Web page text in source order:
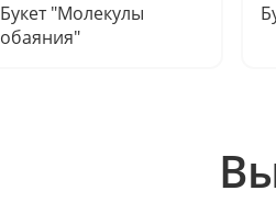
Букет "Молекулы
обаяния"